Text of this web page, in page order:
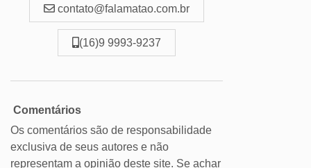
contato@falamatao.com.br
(16)9 9993-9237
Comentários
Os comentários são de responsabilidade
exclusiva de seus autores e não
representam a opinião deste site. Se achar